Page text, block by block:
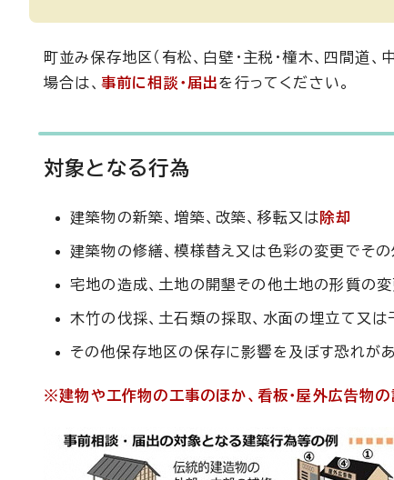
町並み保存地区（有松、白壁・主税・橦木、四間道、
場合は、 事前に相談・届出を行ってください。
対象となる行為
建築物の新築、増築、改築、移転又は除却
建築物の修繕、模様替え又は色彩の変更でそ
宅地の造成、土地の開墾その他土地の形質の変
木竹の伐採、土石類の採取、水面の埋立て又は
その他保存地区の保存に影響を及ぼす恐れが
※建物や工作物の工事のほか、看板・屋外広告物の